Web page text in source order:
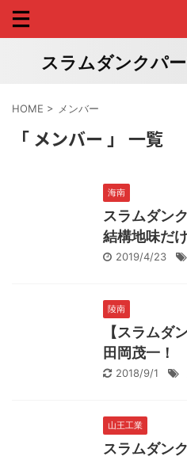
スラムダンクパ
HOME > メンバー
「 メンバー 」 一覧
海南
スラムダン
結構地味だ
2019/4/23
陵南
【スラムダ
田岡茂一！
2018/9/1
山王工業
スラムダン